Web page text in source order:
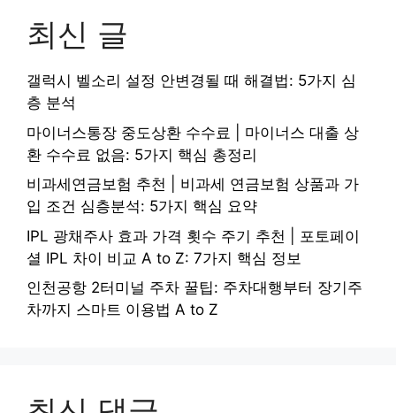
최신 글
갤럭시 벨소리 설정 안변경될 때 해결법: 5가지 심
층 분석
마이너스통장 중도상환 수수료 | 마이너스 대출 상
환 수수료 없음: 5가지 핵심 총정리
비과세연금보험 추천 | 비과세 연금보험 상품과 가
입 조건 심층분석: 5가지 핵심 요약
IPL 광채주사 효과 가격 횟수 주기 추천 | 포토페이
셜 IPL 차이 비교 A to Z: 7가지 핵심 정보
인천공항 2터미널 주차 꿀팁: 주차대행부터 장기주
차까지 스마트 이용법 A to Z